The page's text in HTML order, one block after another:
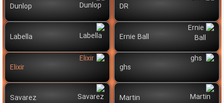
DR
Dunlop
Ernie Ball
Labella
ghs
Elixir
Martin
Savarez